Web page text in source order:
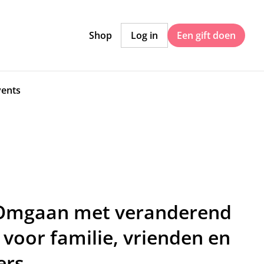
Shop Log in Een gift doen
met veranderend
familie, vrienden en